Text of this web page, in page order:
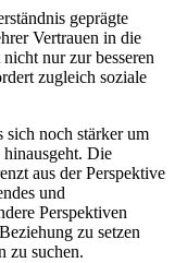
geprägte
Vertrauen in die
nur zur besseren
zugleich soziale
noch stärker um
Die
aus der Perspektive
und
Perspektiven
zu setzen
zu suchen.